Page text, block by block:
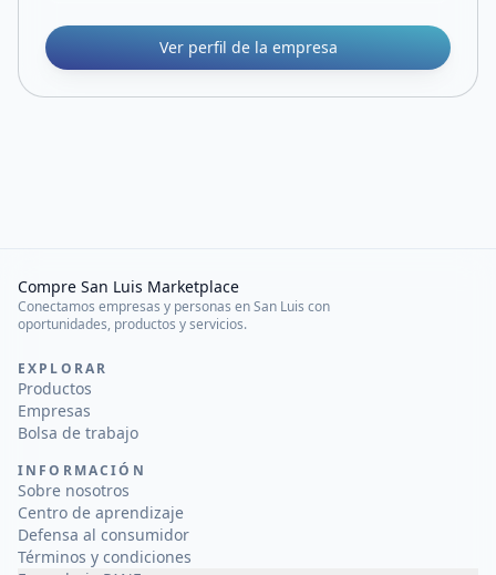
Ver perfil de la empresa
Compre San Luis Marketplace
Conectamos empresas y personas en San Luis con
oportunidades, productos y servicios.
EXPLORAR
Productos
Empresas
Bolsa de trabajo
INFORMACIÓN
Sobre nosotros
Centro de aprendizaje
Defensa al consumidor
Términos y condiciones